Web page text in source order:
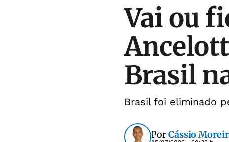
Vai ou
Brasil
Brasil foi eliminado
PorCássio